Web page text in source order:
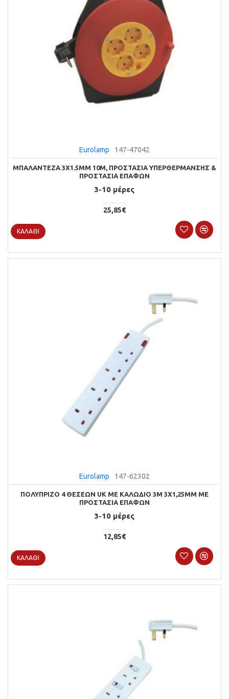
Eurolamp 147-47042
ΜΠΑΛΑΝΤΕΖΑ 3X1.5MM 10M, ΠΡΟΣΤΑΣΙΑ ΥΠΕΡΘΕΡΜΑΝΣΗΣ &
ΠΡΟΣΤΑΣΙΑ ΕΠΑΦΩΝ
3-10 μέρες
25,85€
ΚΑΛΆΘΙ
Eurolamp 147-62302
ΠΟΛΥΠΡΙΖΟ 4 ΘΕΣΕΩΝ UK ΜΕ ΚΑΛΩΔΙΟ 3M 3X1,25MM ΜΕ
ΠΡΟΣΤΑΣΙΑ ΕΠΑΦΩΝ
3-10 μέρες
12,85€
ΚΑΛΆΘΙ